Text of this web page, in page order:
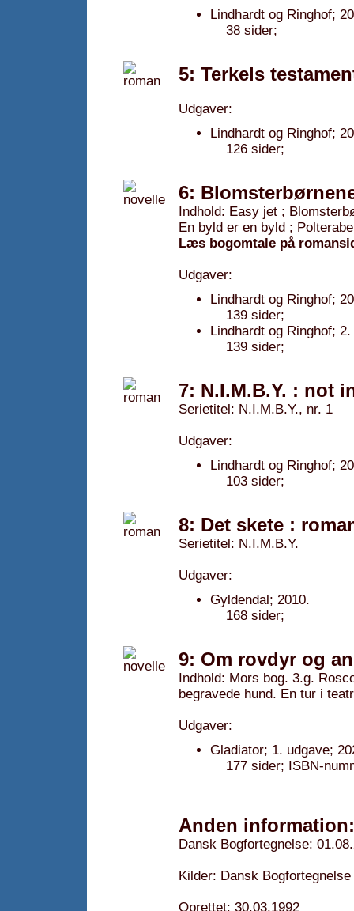
Lindhardt og Ringhof;
38 sider;
5: Terkels
Udgaver:
Lindhardt og Ringhof;
126 sider;
6:
Indhold: Easy jet ;
En byld er en byld ;
Læs bogomtale på
Udgaver:
Lindhardt og Ringhof;
139 sider;
Lindhardt og Ringhof;
139 sider;
7: N.I.M.B.Y. : not
Serietitel: N.I.M.B.Y., nr. 1
Udgaver:
Lindhardt og Ringhof;
103 sider;
8: Det skete :
Serietitel: N.I.M.B.Y.
Udgaver:
Gyldendal; 2010.
168 sider;
9: Om rovdyr og
Indhold: Mors bog. 3.g.
begravede hund. En tur i
Udgaver:
Gladiator; 1. udgave;
177 sider; ISBN-
Anden information:
Dansk Bogfortegnelse:
Kilder: Dansk
Oprettet: 30.03.1992